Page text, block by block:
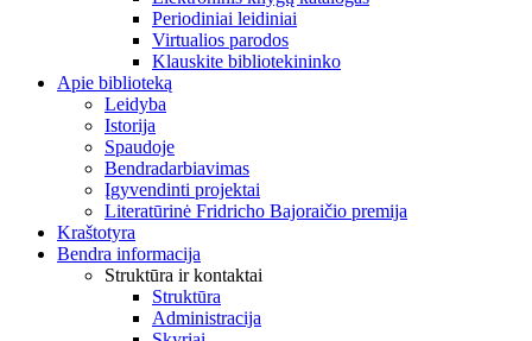
Periodiniai leidiniai
Virtualios parodos
Klauskite bibliotekininko
Apie biblioteką
Leidyba
Istorija
Spaudoje
Bendradarbiavimas
Įgyvendinti projektai
Literatūrinė Fridricho Bajoraičio premija
Kraštotyra
Bendra informacija
Struktūra ir kontaktai
Struktūra
Administracija